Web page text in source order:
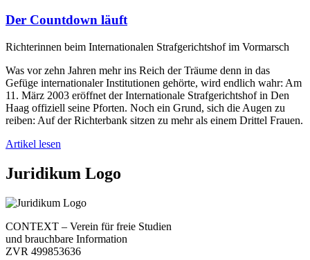
Der Countdown läuft
Richterinnen beim Internationalen Strafgerichtshof im Vormarsch
Was vor zehn Jahren mehr ins Reich der Träume denn in das
Gefüge internationaler Institutionen gehörte, wird endlich wahr: Am
11. März 2003 eröffnet der Internationale Strafgerichtshof in Den
Haag offiziell seine Pforten. Noch ein Grund, sich die Augen zu
reiben: Auf der Richterbank sitzen zu mehr als einem Drittel Frauen.
Artikel lesen
Juridikum Logo
CONTEXT – Verein für freie Studien
und brauchbare Information
ZVR 499853636